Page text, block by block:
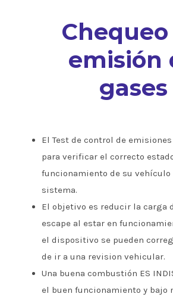
emisión
gases
El Test de control de
para verificar el correcto
funcionamiento de su vehículo
sistema.
El objetivo es reducir la carga
escape al estar en
el dispositivo se pueden
de ir a una revision vehicular.
Una buena combustión ES
el buen funcionamiento y bajo